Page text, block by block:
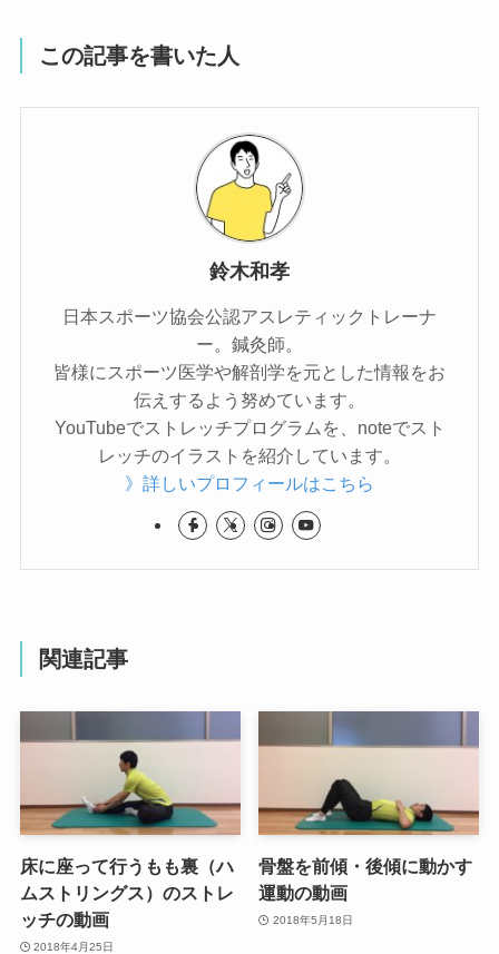
この記事を書いた人
鈴木和孝
日本スポーツ協会公認アスレティックトレーナ
ー。鍼灸師。
皆様にスポーツ医学や解剖学を元とした情報をお
伝えするよう努めています。
YouTubeでストレッチプログラムを、noteでスト
レッチのイラストを紹介しています。
》詳しいプロフィールはこちら
関連記事
床に座って行うもも裏（ハ
ムストリングス）のストレ
ッチの動画
2018年4月25日
骨盤を前傾・後傾に動かす
運動の動画
2018年5月18日